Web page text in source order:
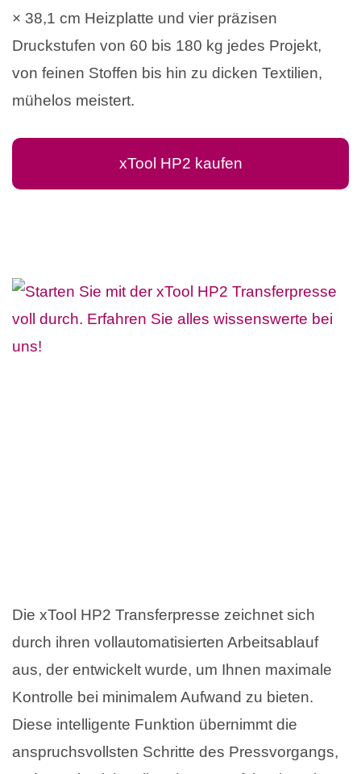
× 38,1 cm Heizplatte und vier präzisen
Druckstufen von 60 bis 180 kg jedes Projekt,
von feinen Stoffen bis hin zu dicken Textilien,
mühelos meistert.
xTool HP2 kaufen
Die xTool HP2 Transferpresse zeichnet sich
durch ihren vollautomatisierten Arbeitsablauf
aus, der entwickelt wurde, um Ihnen maximale
Kontrolle bei minimalem Aufwand zu bieten.
Diese intelligente Funktion übernimmt die
anspruchsvollsten Schritte des Pressvorgangs,